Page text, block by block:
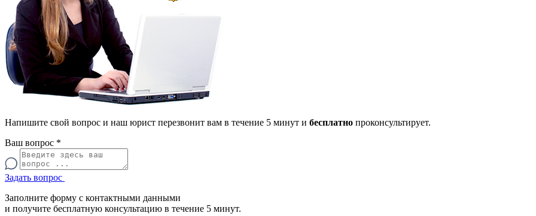
Напишите свой вопрос и наш юрист перезвонит вам в течение 5 минут и бесплатно проконсультирует.
Ваш вопрос *
Задать вопрос
Заполните форму с контактными данными
и получите бесплатную консультацию в течение 5 минут.